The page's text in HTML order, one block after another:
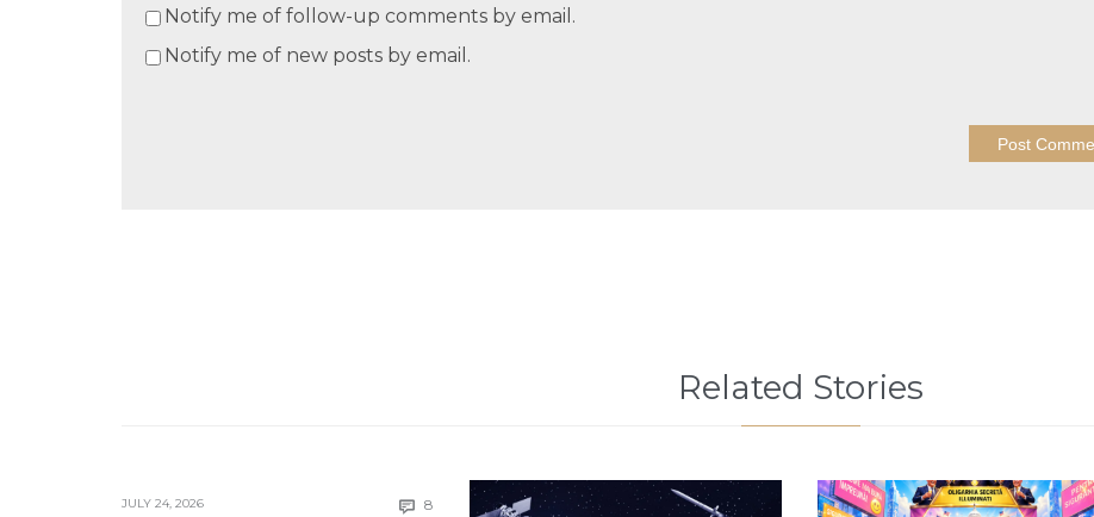
Notify me of follow-up comments by email.
Notify me of new posts by email.
Related Stories
JULY 24, 2026  8 Comments